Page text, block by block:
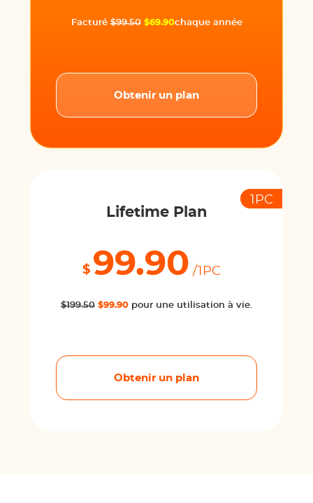
Facturé$99.50 $69.90chaque année
Obtenir un plan
Lifetime Plan
1PC
$ 99.90 /1PC
$199.50 $99.90 pour une utilisation à vie.
Obtenir un plan